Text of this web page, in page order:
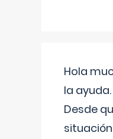
Hola
la ayuda.
Desde
situación